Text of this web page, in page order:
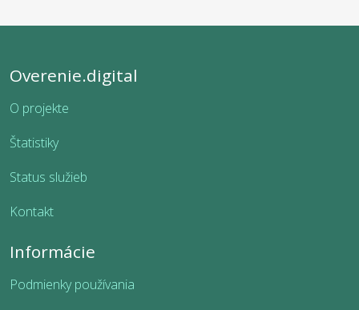
Overenie.digital
O projekte
Štatistiky
Status služieb
Kontakt
Informácie
Podmienky používania